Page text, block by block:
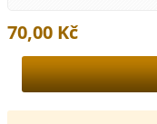
70,00 Kč